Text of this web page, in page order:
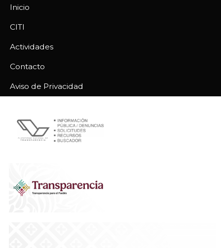
Inicio
CITI
Actividades
Contacto
Aviso de Privacidad